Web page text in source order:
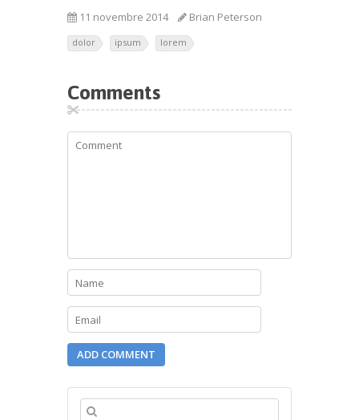
11 novembre 2014
Brian Peterson
dolor ipsum lorem
Comments